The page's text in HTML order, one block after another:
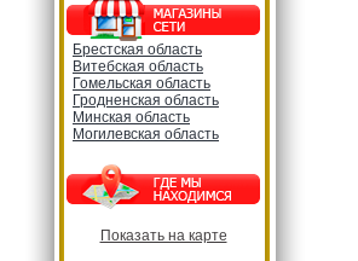
Брестская область
Витебская область
Гомельская область
Гродненская область
Минская область
Могилевская область
Показать на карте